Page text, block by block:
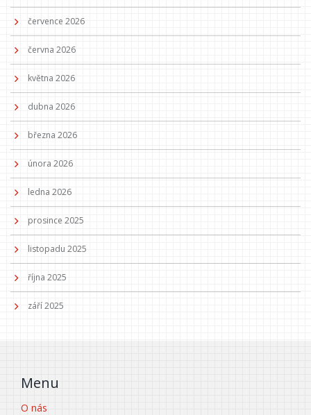
července 2026
června 2026
května 2026
dubna 2026
března 2026
února 2026
ledna 2026
prosince 2025
listopadu 2025
října 2025
září 2025
Menu
O nás